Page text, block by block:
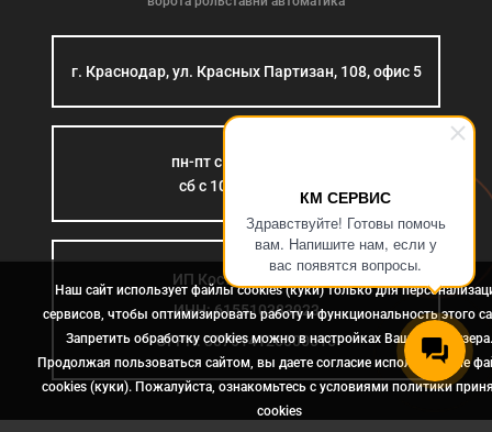
КМ СЕРВИС
Здравствуйте! Готовы помочь
вам. Напишите нам, если у
вас появятся вопросы.
г. Краснодар, ул. Красных Партизан, 108, офис 5
пн-пт с 9:00 до 18:00
сб с 10:00 до 15:00
ИП Костромина Л.Б.
ИНН: 615510383923
ОГРН: 307614126000015
Наш сайт использует файлы cookies (куки) только для
сервисов, чтобы оптимизировать работу и функциональность этого
Запретить обработку cookies можно в настройках Вашего браузера.
Продолжая пользоваться сайтом, вы даете согласие использование
cookies (куки). Пожалуйста, ознакомьтесь с условиями политики
сookies